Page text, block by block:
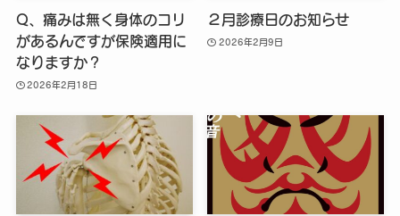
Q、痛みは無く身体のコリ
があるんですが保険適用に
なりますか？
2026年2月18日
２月診療日のお知らせ
2026年2月9日